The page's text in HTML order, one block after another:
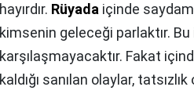
hayırdır. Rüyada içinde
kimsenin geleceği parlaktır. Bu
karşılaşmayacaktır. Fakat
kaldığı sanılan olaylar, tatsızlık